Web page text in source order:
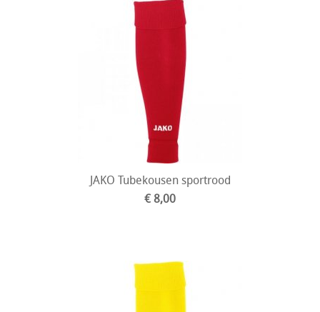
JAKO Tubekousen sportrood
€ 8,00